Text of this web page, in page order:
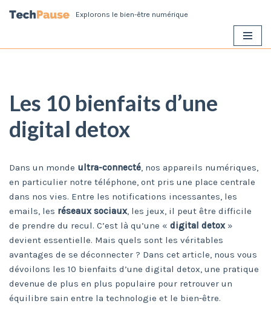
au
Explorons le bien-être numérique
Les 10 bienfaits d’une
digital detox
Dans un monde ultra-connecté, nos appareils numériques,
en particulier notre téléphone, ont pris une place centrale
dans nos vies. Entre les notifications incessantes, les
emails, les réseaux sociaux, les jeux, il peut être difficile
de prendre du recul. C’est là qu’une « digital detox»
devient essentielle. Mais quels sont les véritables
avantages de se déconnecter ? Dans cet article, nous vous
dévoilons les 10 bienfaits d’une digital detox, une pratique
devenue de plus en plus populaire pour retrouver un
équilibre sain entre la technologie et le bien-être.